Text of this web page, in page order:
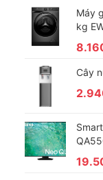
Bong Bóng
Cỗ máy
bóng siêu mịn
máy giặt thông
loại bỏ cặn bám,
màu, chất liệu tốt
Máy
kg
Cây